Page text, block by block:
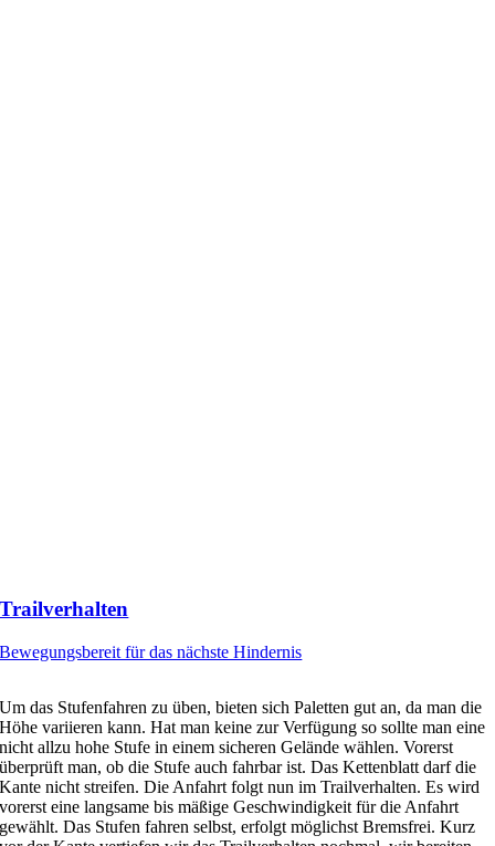
Trailverhalten
Bewegungsbereit für das nächste Hindernis
Um das Stufenfahren zu üben, bieten sich Paletten gut an, da man die
Höhe variieren kann. Hat man keine zur Verfügung so sollte man eine
nicht allzu hohe Stufe in einem sicheren Gelände wählen. Vorerst
überprüft man, ob die Stufe auch fahrbar ist. Das Kettenblatt darf die
Kante nicht streifen. Die Anfahrt folgt nun imTrailverhalten. Es wird
vorerst eine langsame bis mäßige Geschwindigkeit für die Anfahrt
gewählt. Das Stufen fahren selbst, erfolgt möglichst Bremsfrei. Kurz